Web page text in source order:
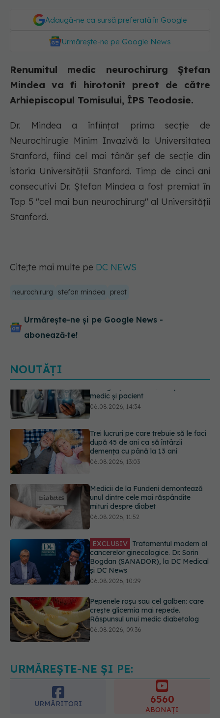
Adaugă-ne ca sursă preferată în Google
Urmărește-ne pe Google News
Renumitul medic neurochirurg Ştefan
Mindea va fi hirotonit preot de către
Arhiepiscopul Tomisului, ÎPS Teodosie.
Dr. Mindea a înfiinţat prima secţie de
Neurochirugie Minim Invazivă la Universitatea
Stanford, fiind cel mai tânăr şef de secţie din
istoria Universității Stanford. Timp de cinci ani
consecutivi Dr. Ștefan Mindea a fost premiat în
Top 5 "cel mai bun neurochirurg" al Universității
Stanford.
Cite;te mai multe pe DC NEWS
neurochirurg stefan mindea preot
Urmărește-ne și pe Google News -
abonează‑te!
NOUTĂȚI
Trei lucruri pe care trebuie să le faci
06.08.2026, 13:03
Medicii de la Fundeni demontează
unul dintre cele mai răspândite
06.08.2026, 11:52
EXCLUSIV Tratamentul modern al
cancerelor ginecologice. Dr. Sorin
și DC News
06.08.2026, 10:29
Pepenele roșu sau cel galben: care
crește glicemia mai repede.
06.08.2026, 09:36
EXCLUSIV Cum schimbă
Inteligența Artificială relația dintre
URMĂREȘTE-NE ȘI PE:
URMĂRITORI 6560
ABONAȚI